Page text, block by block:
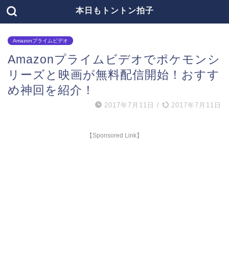
本日もトントン拍子
Amazonプライムビデオ
Amazonプライムビデオでポケモンシ
リーズと映画が無料配信開始！おすす
め神回を紹介！
2017年7月11日 / 2017年7月11日
【Sponsored Link】